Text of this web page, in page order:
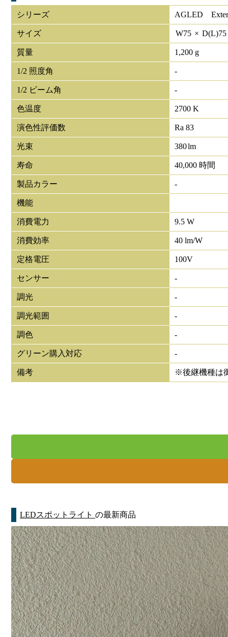
シリーズ AGLED
サイズ W75 × D(L)
質量 1,200 g
1/2 照度角 -
1/2 ビーム角 -
色温度 2700 K
演色性評価数 Ra 83
光束 380lm
寿命 40,000 時間
製品カラー -
機能
消費電力 9.5 W
消費効率 40 lm/W
定格電圧 100V
センサー -
調光 -
調光範囲 -
調色 -
グリーン購入対応 -
備考 ※後継機種は
LEDスポットライトの最新商品